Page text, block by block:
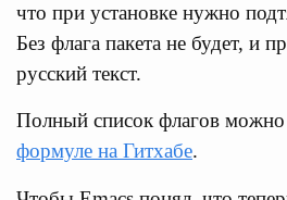
что при установке нужно
Без флага пакета не будет, и
русский текст.
Полный список флагов можно
формуле на Гитхабе.